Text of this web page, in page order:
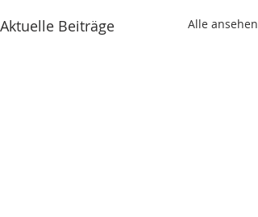
Aktuelle Beiträge Alle ansehen